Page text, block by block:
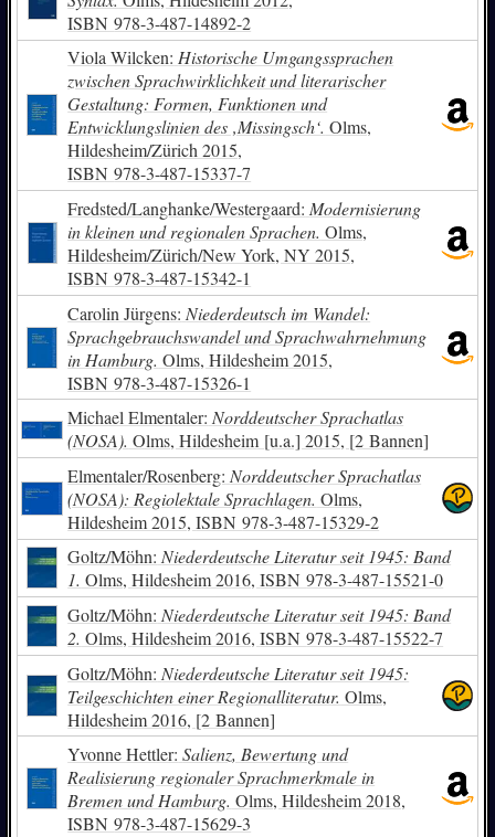
ISBN978-3-487-14892-2
Viola Wilcken: Historische Umgangssprachen
zwischen Sprachwirklichkeit und literarischer
Gestaltung: Formen, Funktionen und
Entwicklungslinien des ‚Missingsch‘. Olms,
Hildesheim/Zürich 2015,
ISBN978-3-487-15337-7
Fredsted/Langhanke/Westergaard: Modernisierung
in kleinen und regionalen Sprachen. Olms,
Hildesheim/Zürich/New York, NY 2015,
ISBN978-3-487-15342-1
Carolin Jürgens: Niederdeutsch im Wandel:
Sprachgebrauchswandel und Sprachwahrnehmung
in Hamburg. Olms, Hildesheim 2015,
ISBN978-3-487-15326-1
Michael Elmentaler: Norddeutscher Sprachatlas
(NOSA). Olms, Hildesheim [u.a.] 2015, [2 Bannen]
Elmentaler/Rosenberg: Norddeutscher Sprachatlas
(NOSA): Regiolektale Sprachlagen. Olms,
Hildesheim 2015,ISBN978-3-487-15329-2
Goltz/Möhn: Niederdeutsche Literatur seit 1945: Band
1. Olms, Hildesheim 2016,ISBN978-3-487-15521-0
Goltz/Möhn: Niederdeutsche Literatur seit 1945: Band
2. Olms, Hildesheim 2016,ISBN978-3-487-15522-7
Goltz/Möhn: Niederdeutsche Literatur seit 1945:
Teilgeschichten einer Regionalliteratur. Olms,
Hildesheim 2016, [2 Bannen]
Yvonne Hettler: Salienz, Bewertung und
Realisierung regionaler Sprachmerkmale in
Bremen und Hamburg. Olms, Hildesheim 2018,
ISBN978-3-487-15629-3